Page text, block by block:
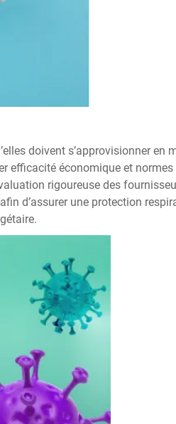
doivent s’approvisionner en
efficacité économique et normes
rigoureuse des
d’assurer une protection